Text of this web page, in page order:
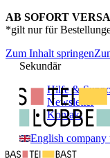
AB SOFORT
*gilt nur für
Zum Inhalt springen
Sekundär
Hilfe &
Newsletter
Kontakt
English company